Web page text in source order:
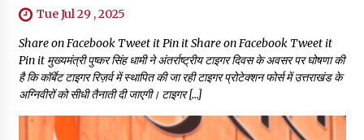
Tue Jul 29 , 2025
Share on Facebook Tweet it Pin it Share on Facebook Tweet it
Pin it मुख्यमंत्री पुष्कर सिंह धामी ने अंतर्राष्ट्रीय टाइगर दिवस के अवसर पर घोषणा की
है कि कॉर्बेट टाइगर रिज़र्व में स्थापित की जा रही टाइगर प्रोटेक्शन फोर्स में उत्तराखंड के
अग्निवीरों को सीधी तैनाती दी जाएगी। टाइगर […]